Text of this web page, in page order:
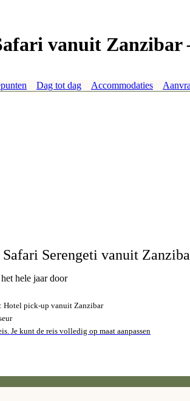
vanuit Zanzibar
Dag tot dag Accommodaties
Serengeti vanuit
hele jaar door
Hotel pick-up vanuit Zanzibar
Je kunt de reis volledig op maat aanpassen